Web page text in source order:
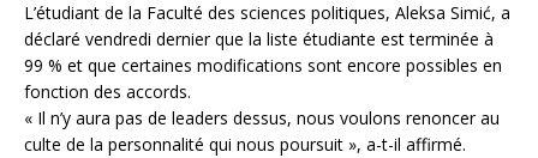
L’étudiant de la Faculté des sciences politiques, Aleksa Simić, a
déclaré vendredi dernier que la liste étudiante est terminée à
99 % et que certaines modifications sont encore possibles en
fonction des accords.
« Il n’y aura pas de leaders dessus, nous voulons renoncer au
culte de la personnalité qui nous poursuit », a-t-il affirmé.